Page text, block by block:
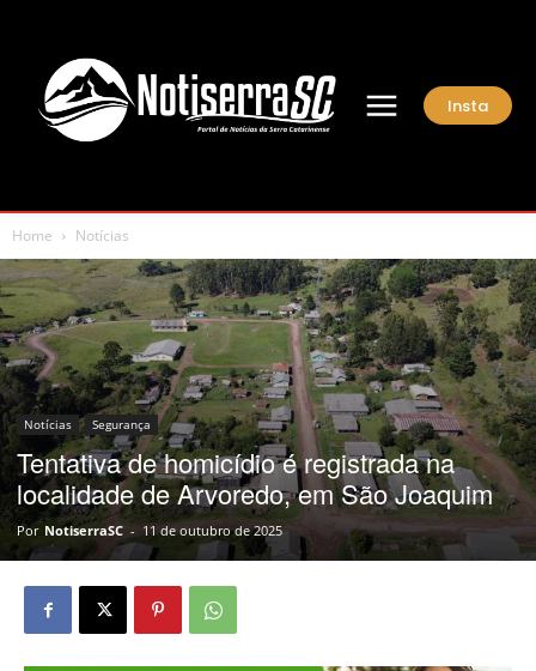
Insta
Home Notícias
Notícias Segurança
Tentativa de homicídio é registrada na
localidade de Arvoredo, em São Joaquim
Por NotiserraSC - 11 de outubro de 2025